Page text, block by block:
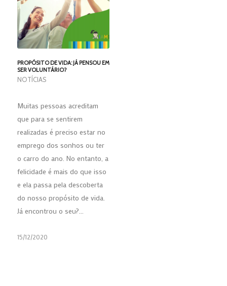
PROPÓSITO DE VIDA: JÁ PENSOU EM
SER VOLUNTÁRIO?
NOTÍCIAS
Muitas pessoas acreditam
que para se sentirem
realizadas é preciso estar no
emprego dos sonhos ou ter
o carro do ano. No entanto, a
felicidade é mais do que isso
e ela passa pela descoberta
do nosso propósito de vida.
Já encontrou o seu?…
15/12/2020